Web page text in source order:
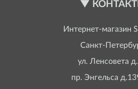
Интернет-магазин
Санкт-
ул. Ленсовета
пр. Энгельса